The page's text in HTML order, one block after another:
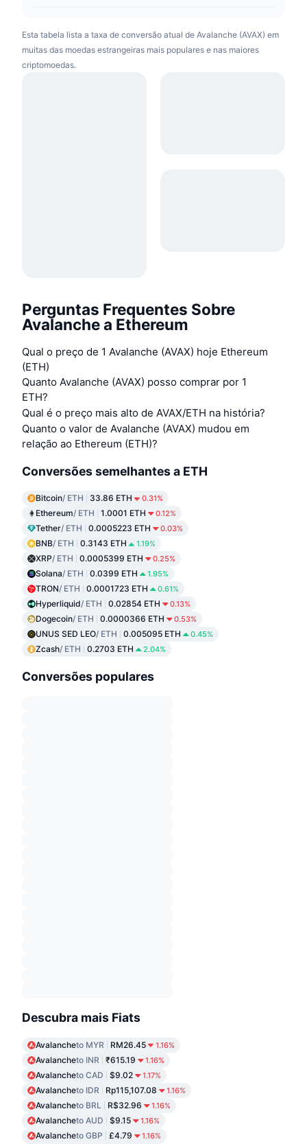
Esta tabela lista a taxa de conversão atual de Avalanche (AVAX) em
muitas das moedas estrangeiras mais populares e nas maiores
criptomoedas.
Perguntas Frequentes Sobre
Avalanche a Ethereum
Qual o preço de 1 Avalanche (AVAX) hoje Ethereum
(ETH)
Quanto Avalanche (AVAX) posso comprar por 1
ETH?
Qual é o preço mais alto de AVAX/ETH na história?
Quanto o valor de Avalanche (AVAX) mudou em
relação ao Ethereum (ETH)?
Conversões semelhantes a ETH
Bitcoin/ ETH 33.86 ETH 0.31%
Ethereum/ ETH 1.0001 ETH 0.12%
Tether/ ETH 0.0005223 ETH 0.03%
BNB/ ETH 0.3143 ETH 1.19%
XRP/ ETH 0.0005399 ETH 0.25%
Solana/ ETH 0.0399 ETH 1.95%
TRON/ ETH 0.0001723 ETH 0.61%
Hyperliquid/ ETH 0.02854 ETH 0.13%
Dogecoin/ ETH 0.0000366 ETH 0.53%
UNUS SED LEO/ ETH 0.005095 ETH 0.45%
Zcash/ ETH 0.2703 ETH 2.04%
Conversões populares
Descubra mais Fiats
Avalancheto MYR RM26.45 1.16%
Avalancheto INR ₹615.19 1.16%
Avalancheto CAD $9.02 1.17%
Avalancheto IDR Rp115,107.08 1.16%
Avalancheto BRL R$32.96 1.16%
Avalancheto AUD $9.15 1.16%
Avalancheto GBP £4.79 1.16%